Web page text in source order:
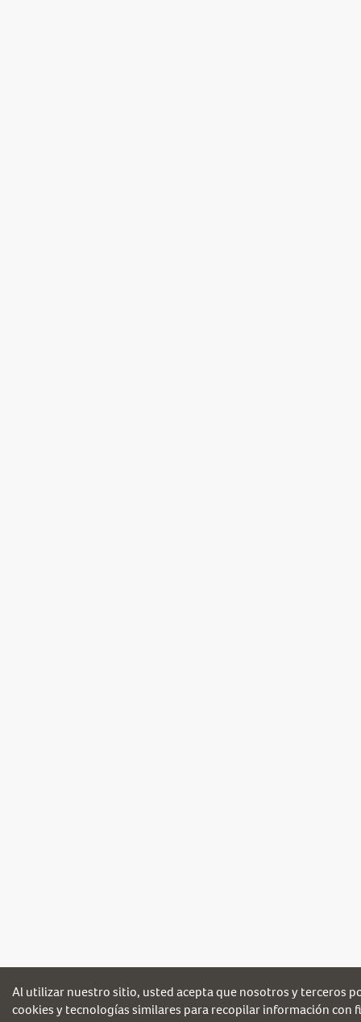
Al utilizar nuestro sitio, usted acepta que nosotros y terceros
cookies y tecnologías similares para recopilar información con